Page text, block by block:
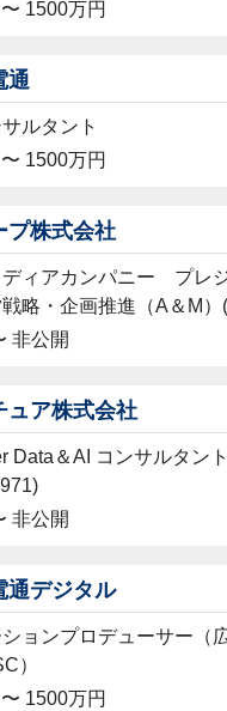
1500万円
通
ルタント
1500万円
プ株式会社
ディアカンパニー プレ
略・企画推進（A＆M
非公開
ュア株式会社
Data＆AI コンサルタン
非公開
通デジタル
ションプロデューサー
）
1500万円